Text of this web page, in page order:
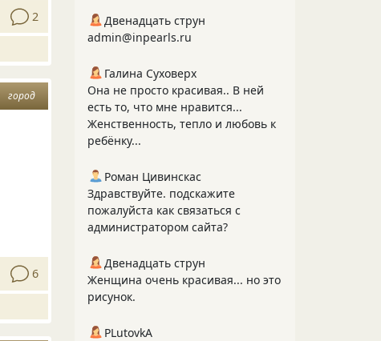
2
город
6
Двенадцать струн
admin@inpearls.ru
Галина Суховерх
Она не просто красивая.. В ней
есть то, что мне нравится...
Женственность, тепло и любовь к
ребёнку...
Роман Цивинскас
Здравствуйте. подскажите
пожалуйста как связаться с
администратором сайта?
Двенадцать струн
Женщина очень красивая... но это
рисунок.
PLutоvkА